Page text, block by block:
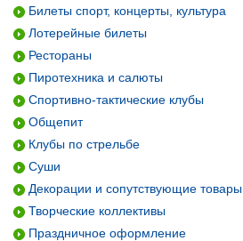
Билеты спорт, концерты, культура
Лотерейные билеты
Рестораны
Пиротехника и салюты
Спортивно-тактические клубы
Общепит
Клубы по стрельбе
Суши
Декорации и сопутствующие товары
Творческие коллективы
Праздничное оформление